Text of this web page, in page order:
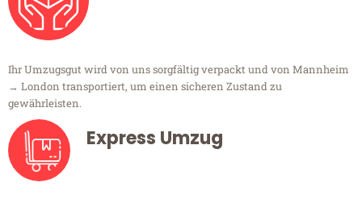
Ihr Umzugsgut wird von uns sorgfältig verpackt und von Mannheim
→ London transportiert, um einen sicheren Zustand zu
gewährleisten.
Express Umzug